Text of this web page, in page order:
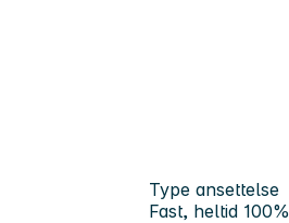
Type ansettelse
Fast, heltid 100%